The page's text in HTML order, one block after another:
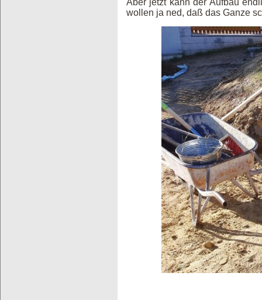
wollen ja ned, daß das Ganze